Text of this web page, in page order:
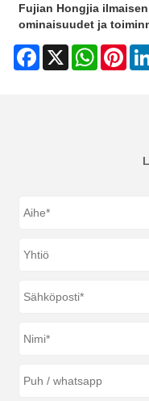
Fujian Hongjia
ominaisuudet ja
Facebook
X WhatsApp